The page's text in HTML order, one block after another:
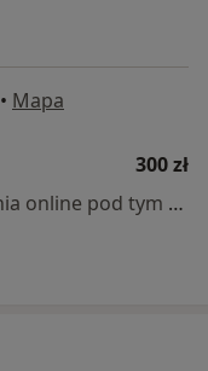
• Mapa
300 zł
Specjalista nie oferuje umawiania online pod tym adresem.